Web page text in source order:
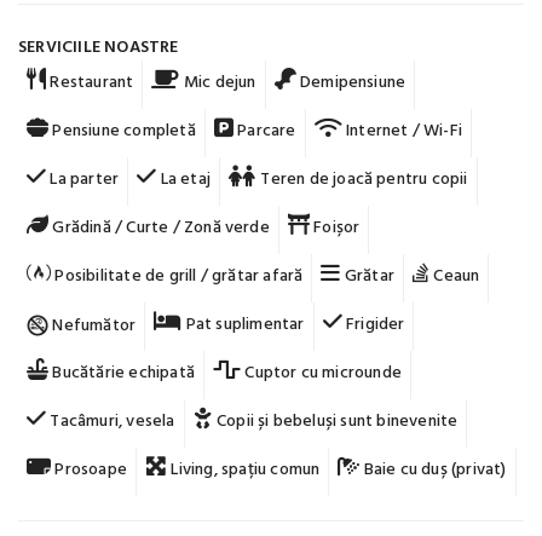
SERVICIILE NOASTRE
Restaurant
Mic dejun
Demipensiune
Pensiune completă
Parcare
Internet / Wi-Fi
La parter
La etaj
Teren de joacă pentru copii
Grădină / Curte / Zonă verde
Foișor
Posibilitate de grill / grătar afară
Grătar
Ceaun
Nefumător
Pat suplimentar
Frigider
Bucătărie echipată
Cuptor cu microunde
Tacâmuri, vesela
Copii și bebeluși sunt binevenite
Prosoape
Living, spațiu comun Baie cu duș (privat)